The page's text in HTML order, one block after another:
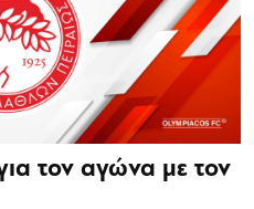
τον αγώνα με τον